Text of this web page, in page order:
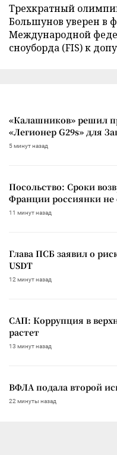
Трехкратный
Большунов уверен в
Международной
сноуборда (FIS) к
«Калашников» решил
«Легионер G29s» для
5 минут назад
Посольство: Сроки
Франции россиянки не
11 минут назад
Глава ПСБ заявил о
USDT
12 минут назад
САП: Коррупция в
растет
13 минут назад
ВФЛА подала второй
22 минуты назад